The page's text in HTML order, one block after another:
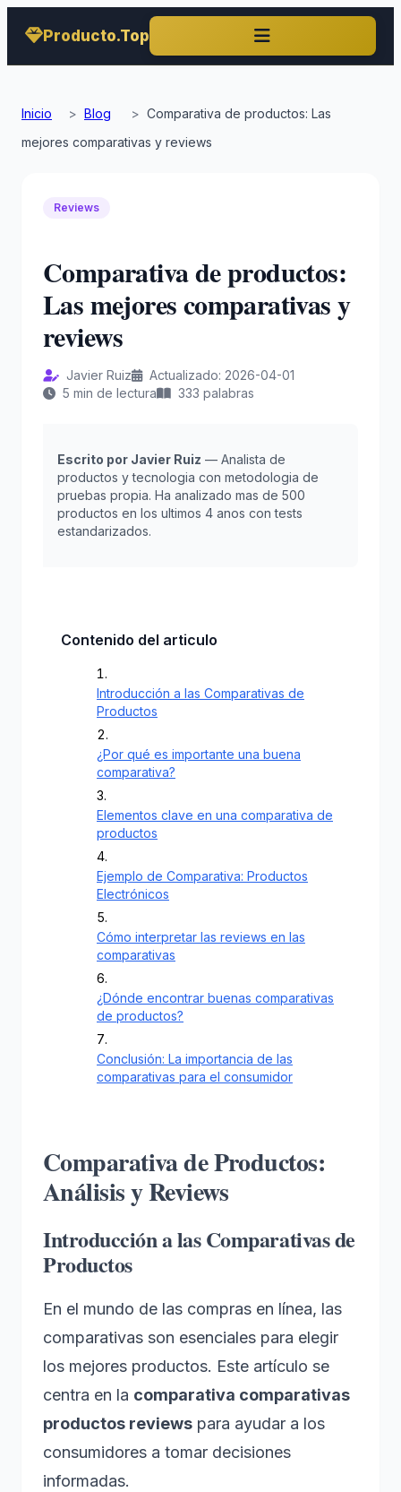
Producto.Top
Inicio > Blog > Comparativa de productos: Las
mejores comparativas y reviews
Reviews
Comparativa de productos:
Las mejores comparativas y
reviews
Javier Ruiz
Actualizado: 2026-04-01
5 min de lectura
333 palabras
Escrito por Javier Ruiz — Analista de
productos y tecnologia con metodologia de
pruebas propia. Ha analizado mas de 500
productos en los ultimos 4 anos con tests
estandarizados.
Contenido del articulo
Introducción a las Comparativas de
Productos
¿Por qué es importante una buena
comparativa?
Elementos clave en una comparativa de
productos
Ejemplo de Comparativa: Productos
Electrónicos
Cómo interpretar las reviews en las
comparativas
¿Dónde encontrar buenas comparativas
de productos?
Conclusión: La importancia de las
comparativas para el consumidor
Comparativa de Productos:
Análisis y Reviews
Introducción a las Comparativas de
Productos
En el mundo de las compras en línea, las
comparativas son esenciales para elegir
los mejores productos. Este artículo se
centra en la comparativa comparativas
productos reviews para ayudar a los
consumidores a tomar decisiones
informadas.